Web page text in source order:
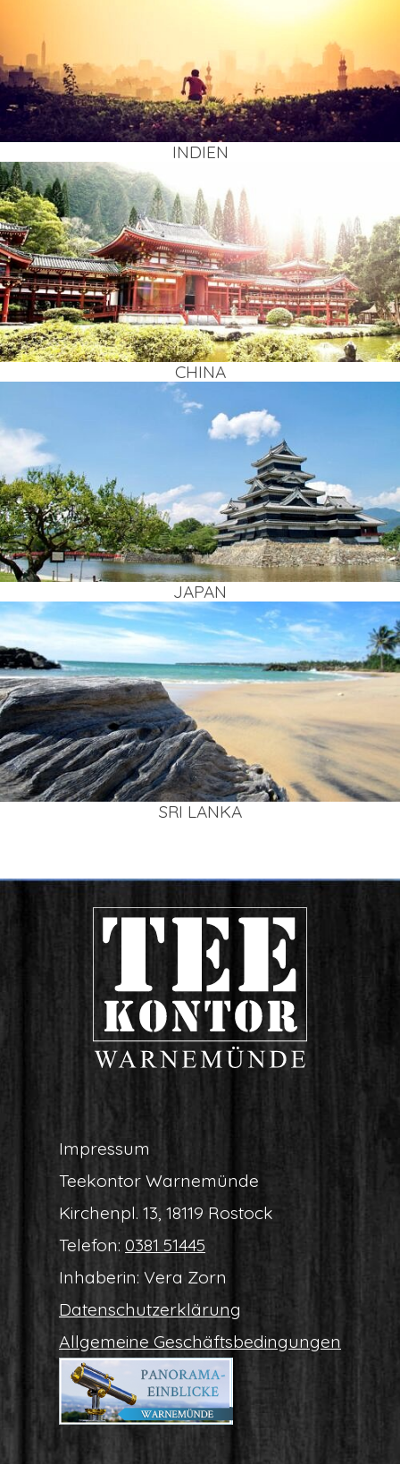
INDI­EN
CHI­NA
JAPAN
SRI LAN­KA
Impres­sum
Tee­kon­tor Warnemünde
Kir­chen­pl. 13, 18119 Rostock
Tele­fon: 0381 51445
Inha­be­rin: Vera Zorn
Daten­schutz­er­klä­rung
All­ge­mei­ne Geschäftsbedingungen